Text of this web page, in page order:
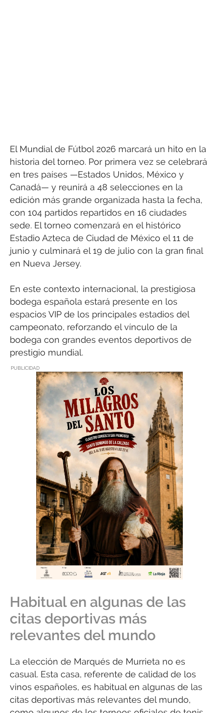
El Mundial de Fútbol 2026 marcará un hito en la
historia del torneo. Por primera vez se celebrará
en tres países —Estados Unidos, México y
Canadá— y reunirá a 48 selecciones en la
edición más grande organizada hasta la fecha,
con 104 partidos repartidos en 16 ciudades
sede. El torneo comenzará en el histórico
Estadio Azteca de Ciudad de México el 11 de
junio y culminará el 19 de julio con la gran final
en Nueva Jersey.
En este contexto internacional, la prestigiosa
bodega española estará presente en los
espacios VIP de los principales estadios del
campeonato, reforzando el vínculo de la
bodega con grandes eventos deportivos de
prestigio mundial.
PUBLICIDAD
Habitual en algunas de las
citas deportivas más
relevantes del mundo
La elección de Marqués de Murrieta no es
casual. Esta casa, referente de calidad de los
vinos españoles, es habitual en algunas de las
citas deportivas más relevantes del mundo,